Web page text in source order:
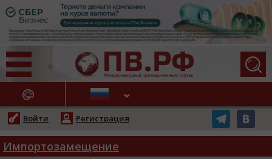
НОВОСТИ
Войти Регистрация
Импортозамещение